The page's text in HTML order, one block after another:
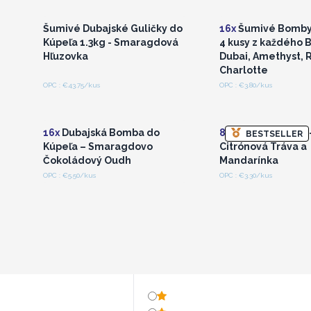
Šumivé Dubajské Guličky do
Kúpeľa 1.3kg - Smaragdová
Hľuzovka
OPC : €43.75/kus
16xŠumivé
4 kusy z každého
Dubai, Amethyst,
Charlotte
OPC : €3.80/kus
Prihláste sa alebo
16x Dubajská Bomba do
Kúpeľa – Smaragdovo
Čokoládový Oudh
OPC : €5.50/kus
BESTSELLER
8x Šumivé Bomby
Citrónová Tráva a
Mandarínka
OPC : €3.30/kus